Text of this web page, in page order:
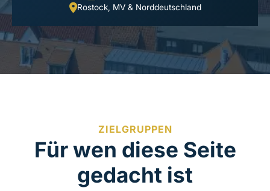
Rostock, MV & Norddeutschland
ZIELGRUPPEN
Für wen diese Seite
gedacht ist